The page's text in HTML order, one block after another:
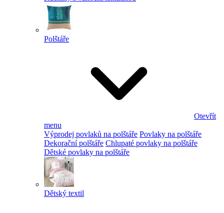
Polštáře
Otevřít
menu
Výprodej povlaků na polštáře Povlaky na polštáře
Dekorační polštáře Chlupaté povlaky na polštáře
Dětské povlaky na polštáře
Dětský textil